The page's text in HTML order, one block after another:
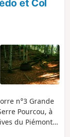
et Col
n°3 Grande
Pourcou, à
du Piémont